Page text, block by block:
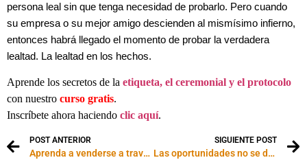
persona leal sin que tenga necesidad de probarlo. Pero cuando
su empresa o su mejor amigo descienden al mismísimo infierno,
entonces habrá llegado el momento de probar la verdadera
lealtad. La lealtad en los hechos.
Aprende los secretos de la etiqueta, el ceremonial y el protocolo
con nuestro curso gratis.
Inscríbete ahora haciendo clic aquí.
POST ANTERIOR
Aprenda a venderse a través de la web
SIGUIENTE POST
Las oportunidades no se dan dos veces en la vida